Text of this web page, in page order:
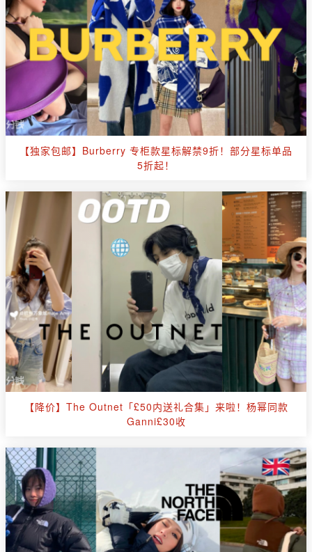
【独家包邮】Burberry 专柜款星标解禁9折！部分星标单品
5折起！
【降价】The Outnet「£50内送礼合集」来啦！杨幂同款
Ganni£30收